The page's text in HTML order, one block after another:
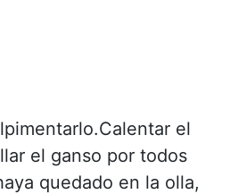
el
el ganso por todos
quedado en la olla,